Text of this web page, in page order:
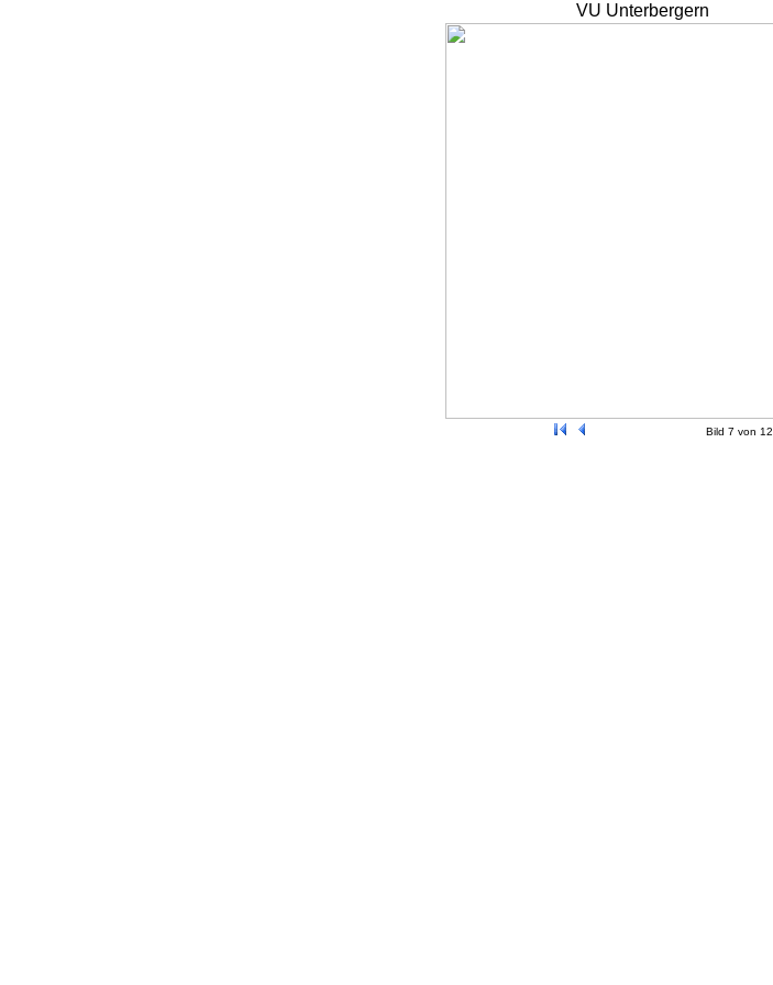
VU Unterbergern
Bild 7 von 12